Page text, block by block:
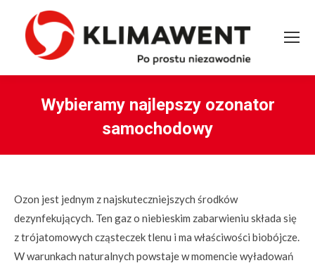
Wybieramy najlepszy ozonator
samochodowy
Ozon jest jednym z najskuteczniejszych środków
dezynfekujących. Ten gaz o niebieskim zabarwieniu składa się
z trójatomowych cząsteczek tlenu i ma właściwości biobójcze.
W warunkach naturalnych powstaje w momencie wyładowań